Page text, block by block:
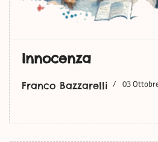
Innocenza
Franco Bazzarelli 03